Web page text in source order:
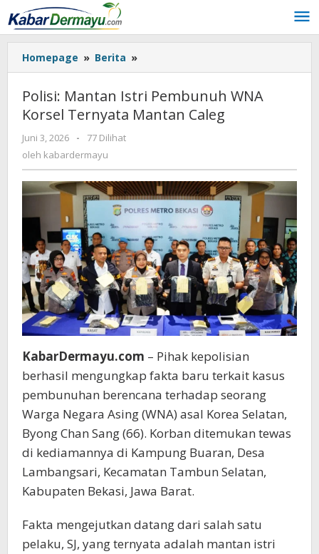
Lewati
ke
konten
Homepage » Berita »
Mantan
Pembunuh
WNA
Polisi: Mantan Istri Pembunuh WNA
Korsel Ternyata Mantan Caleg
Juni 3, 2026
oleh
kabardermayu
-
77 Dilihat
oleh kabardermayu
KabarDermayu.com – Pihak kepolisian
berhasil mengungkap fakta baru terkait kasus
pembunuhan berencana terhadap seorang
Warga Negara Asing (WNA) asal Korea Selatan,
Byong Chan Sang (66). Korban ditemukan tewas
di kediamannya di Kampung Buaran, Desa
Lambangsari, Kecamatan Tambun Selatan,
Kabupaten Bekasi, Jawa Barat.
Fakta mengejutkan datang dari salah satu
pelaku, SJ, yang ternyata adalah mantan istri